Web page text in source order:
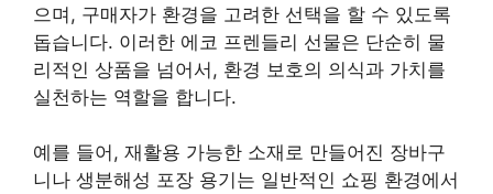
으며, 구매자가 환경을 고려한 선택을 할 수 있도록
돕습니다. 이러한 에코 프렌들리 선물은 단순히 물
리적인 상품을 넘어서, 환경 보호의 의식과 가치를
실천하는 역할을 합니다.
예를 들어, 재활용 가능한 소재로 만들어진 장바구
니나 생분해성 포장 용기는 일반적인 쇼핑 환경에서